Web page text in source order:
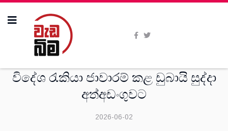
විදේශ රැකියා ජාවාරම් කළ ඩුබායි සුද්දා
අත්අඩංගුවට
2026-06-02